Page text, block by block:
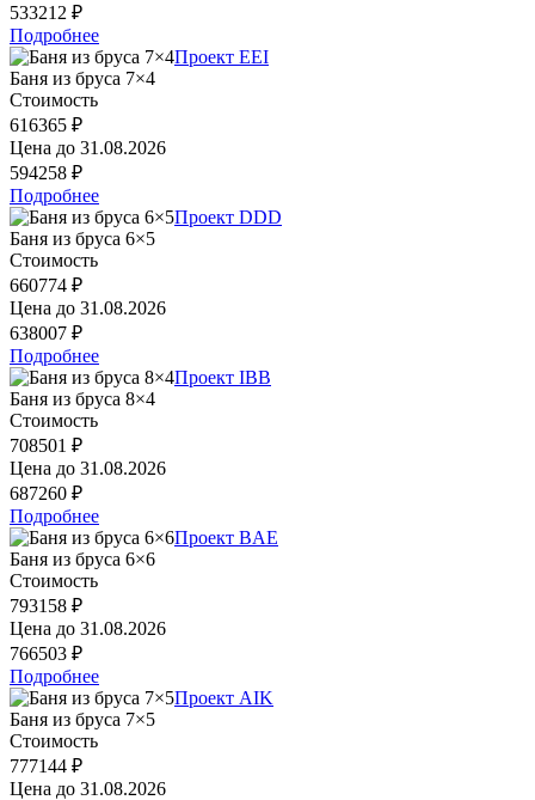
533212 ₽
Подробнее
Проект EEI
Баня из бруса 7×4
Стоимость
616365 ₽
Цена до 31.08.2026
594258 ₽
Подробнее
Проект DDD
Баня из бруса 6×5
Стоимость
660774 ₽
Цена до 31.08.2026
638007 ₽
Подробнее
Проект IBB
Баня из бруса 8×4
Стоимость
708501 ₽
Цена до 31.08.2026
687260 ₽
Подробнее
Проект BAE
Баня из бруса 6×6
Стоимость
793158 ₽
Цена до 31.08.2026
766503 ₽
Подробнее
Проект AIK
Баня из бруса 7×5
Стоимость
777144 ₽
Цена до 31.08.2026